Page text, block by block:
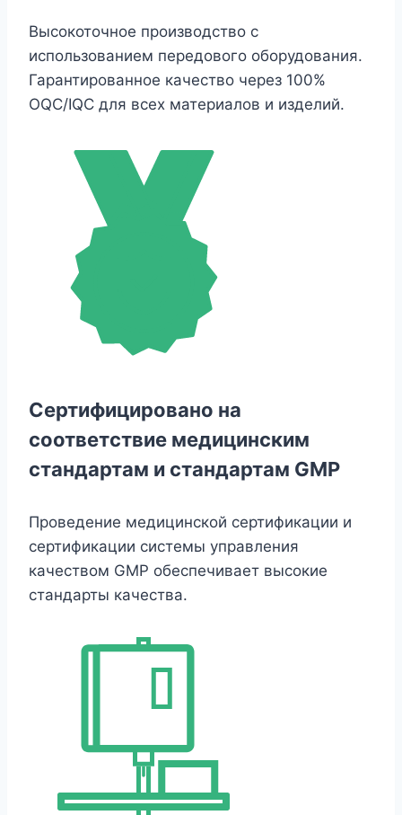
Высокоточное производство с
использованием передового оборудования.
Гарантированное качество через 100%
OQC/IQC для всех материалов и изделий.
Сертифицировано на
соответствие медицинским
стандартам и стандартам GMP
Проведение медицинской сертификации и
сертификации системы управления
качеством GMP обеспечивает высокие
стандарты качества.